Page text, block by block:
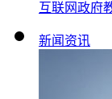
互联网政府
新闻资讯